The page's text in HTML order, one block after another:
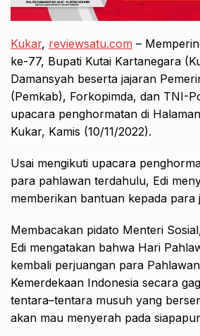
Kukar, reviewsatu.com –
ke-77, Bupati Kutai Kartanegara
Damansyah beserta jajaran
(Pemkab), Forkopimda, dan TNI-
upacara penghormatan di
Kukar, Kamis (10/11/2022).
Usai mengikuti upacara
para pahlawan terdahulu, Edi
memberikan bantuan kepada para
Membacakan pidato Menteri
Edi mengatakan bahwa Hari
kembali perjuangan para
Kemerdekaan Indonesia secara
tentara–tentara musuh yang
akan mau menyerah pada